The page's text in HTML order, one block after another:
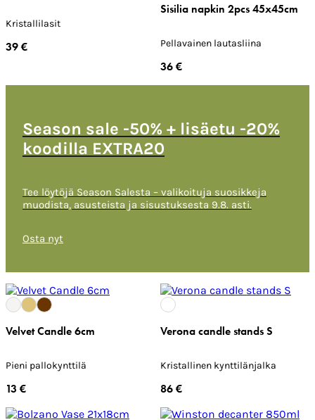
Season sale -50% + lisäetu -20%
koodilla EXTRA20
Tee löytöjä Season Salesta – valikoituja suosikkeja
muodista, asusteista ja sisustuksesta 9.8. asti.
Osta nyt
Kristallilasit
39 €
Sisilia napkin 2pcs 45x45cm
Pellavainen lautasliina
36 €
Velvet Candle 6cm
Pieni pallokynttilä
13 €
Verona candle stands S
Kristallinen kynttilänjalka
86 €